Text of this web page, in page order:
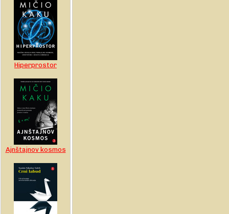
Hiperprostor
Ajnštajnov kosmos